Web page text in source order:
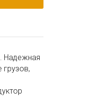
Надежная